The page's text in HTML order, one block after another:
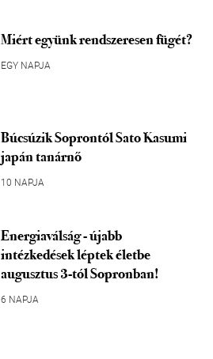
Miért együnk rendszeresen fügét?
EGY NAPJA
Búcsúzik Soprontól Sato Kasumi
japán tanárnő
10 NAPJA
Energiaválság - újabb
intézkedések léptek életbe
augusztus 3-tól Sopronban!
6 NAPJA